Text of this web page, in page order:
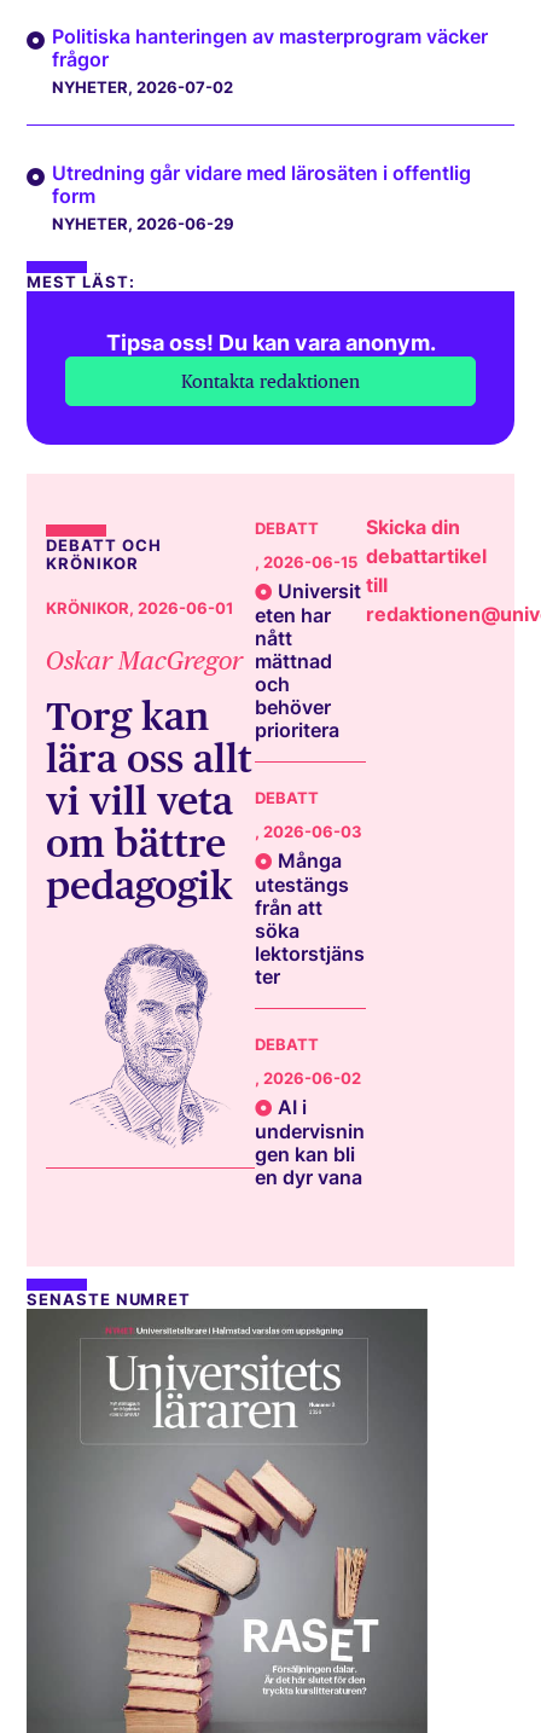
Politiska hanteringen av masterprogram väcker
frågor
NYHETER, 2026-07-02
Utredning går vidare med lärosäten i offentlig
form
NYHETER, 2026-06-29
MEST LÄST:
Tipsa oss! Du kan vara anonym.
Kontakta redaktionen
DEBATT OCH
KRÖNIKOR
KRÖNIKOR, 2026-06-01
Oskar MacGregor
Torg kan
lära oss allt
vi vill veta
om bättre
pedagogik
DEBATT
, 2026-06-15
Universit
eten har
nått
mättnad
och
behöver
prioritera
DEBATT
, 2026-06-03
Många
utestängs
från att
söka
lektorstjäns
ter
DEBATT
, 2026-06-02
AI i
undervisnin
gen kan bli
en dyr vana
Skicka din
debattartikel
till
SENASTE NUMRET